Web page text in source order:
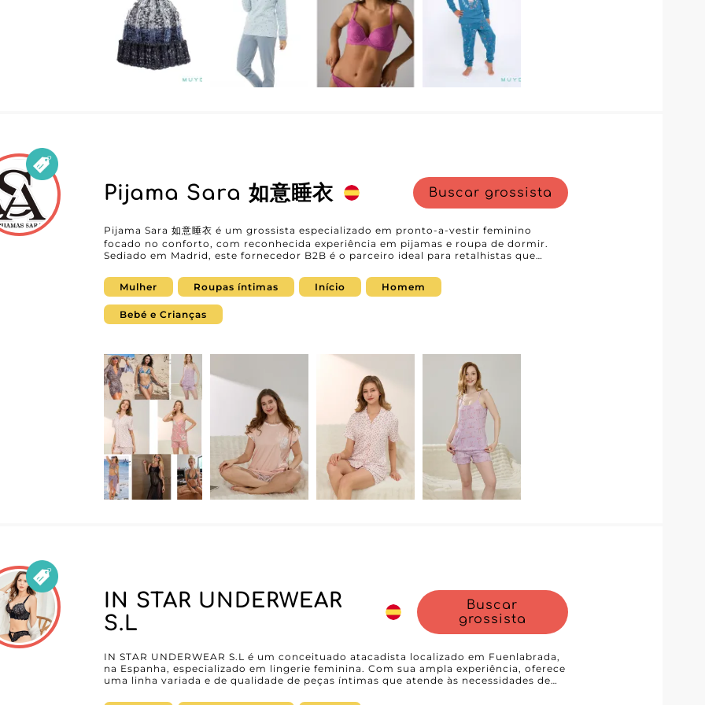
um serviço de apoio ao cliente irrepreensível, uma vantagem inegável para os
retalhistas que pretendem ampliar a oferta mantendo elevados padrões de
satisfação. Com a sua experiência, XACOTEX S.L. é sinónimo de produtos de
qualidade e relações comerciais sólidas, oferecendo aos parceiros as chaves do
sucesso num mercado competitivo. Com XACOTEX S.L., enriqueça o seu inventário
com produtos apelativos e diversificados e posicione a sua loja como uma
referência para clientes exigentes.
Pijama Sara 如意睡衣 Buscar grossista
Pijama Sara 如意睡衣 é um grossista especializado em pronto-a-vestir feminino
focado no conforto, com reconhecida experiência em pijamas e roupa de dormir.
Sediado em Madrid, este fornecedor B2B é o parceiro ideal para retalhistas que
uma ampla coleção de pijamas, camisas de dormir, conjuntos de homewear, robes e
lingerie, especialmente concebida para responder às expectativas de uma clientela
feminina que privilegia o conforto sem abdicar do estilo. Os materiais utilizados são
cuidadosamente escolhidos pelo conforto térmico, flexibilidade e durabilidade,
tornando cada peça uma aposta segura para lojas especializadas e generalistas.
processo de compra fluido, rápido e seguro. Desde a gestão de stock até às
encomendas online, tudo é pensado para facilitar o trabalho dos revendedores. Este
grossista madrileno destaca-se também pela fiabilidade logística e pela qualidade
constante do seu serviço de apoio ao cliente, garantindo entregas pontuais e um
acompanhamento personalizado em cada etapa. Seja uma loja física, uma
plataforma de e-commerce ou um concept store, Pijama Sara 如意睡衣 permite-lhe
reforçar a sua oferta com artigos de tendência, suaves e acessíveis, muito
procurados no mercado atual. Opte por um fornecedor reconhecido no universo do
loungewear e do homewear feminino e enriqueça o seu catálogo com peças
confortáveis que vão encantar as suas clientes à primeira vista.
Mulher Roupas íntimas Início Homem
Bebé e Crianças
IN STAR UNDERWEAR
S.L
Buscar
grossista
IN STAR UNDERWEAR S.L é um conceituado atacadista localizado em Fuenlabrada,
na Espanha, especializado em lingerie feminina. Com sua ampla experiência, oferece
uma linha variada e de qualidade de peças íntimas que atende às necessidades de